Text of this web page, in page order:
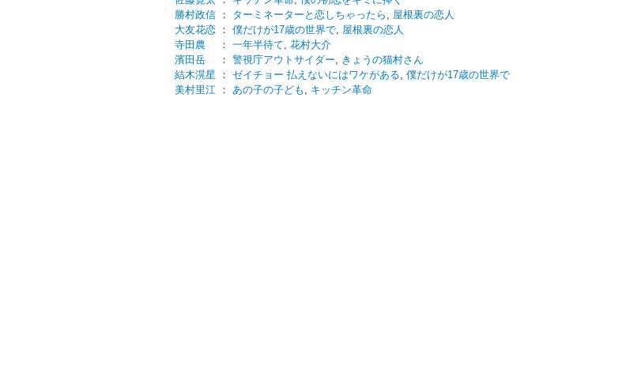
勝村政信 ： ターミネーターと恋しちゃったら , 屋根裏の恋人
大友花恋 ： 僕だけが17歳の世界で, 屋根裏の恋人
寺田農
： 一年半待て, 花村大介
濱田岳
： 警視庁アウトサイダー, きょうの猫村さん
結木滉星 ： ゼイチョー 払えないにはワケがある, 僕だけが17歳の世界で
美村里江 ： あの子の子ども , キッチン革命